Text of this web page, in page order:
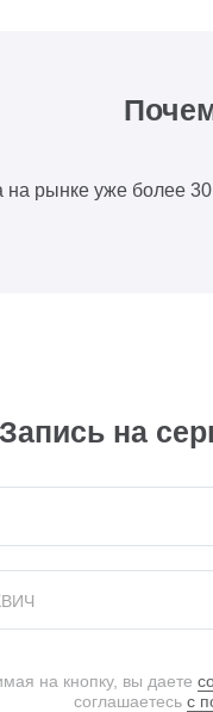
на рынке уже более 30
Запись на
на кнопку, вы даете
соглашаетесь с